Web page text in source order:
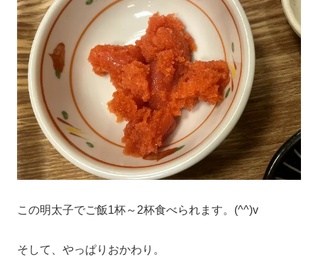
この明太子でご飯1杯～2杯食べられます。(^^)v
そして、やっぱりおかわり。